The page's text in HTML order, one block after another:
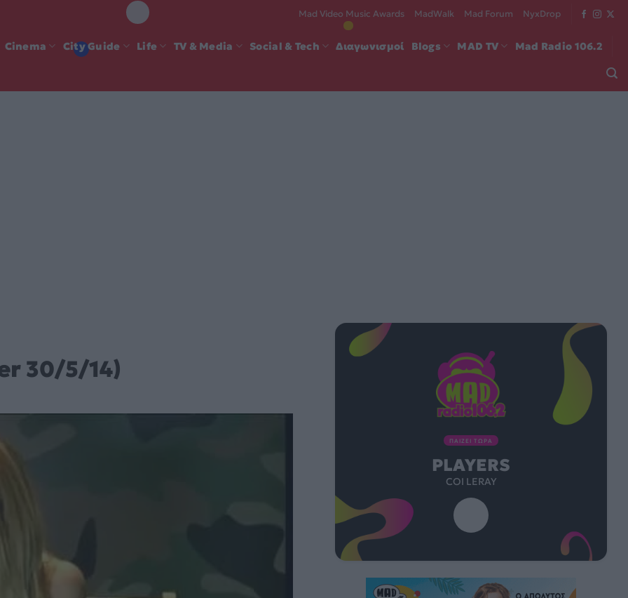
Mad Video Music Awards MadWalk Mad Forum NyxDrop
Cinema City Guide Life TV & Media Social & Tech Διαγωνισμοί Blogs MAD TV Mad Radio 106.2
30/5/14)
ΠΑΙΖΕΙ ΤΩΡΑ
PLAYERS
COI LERAY